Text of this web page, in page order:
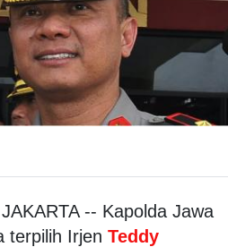
-- Kapolda Jawa
terpilih Irjen Teddy